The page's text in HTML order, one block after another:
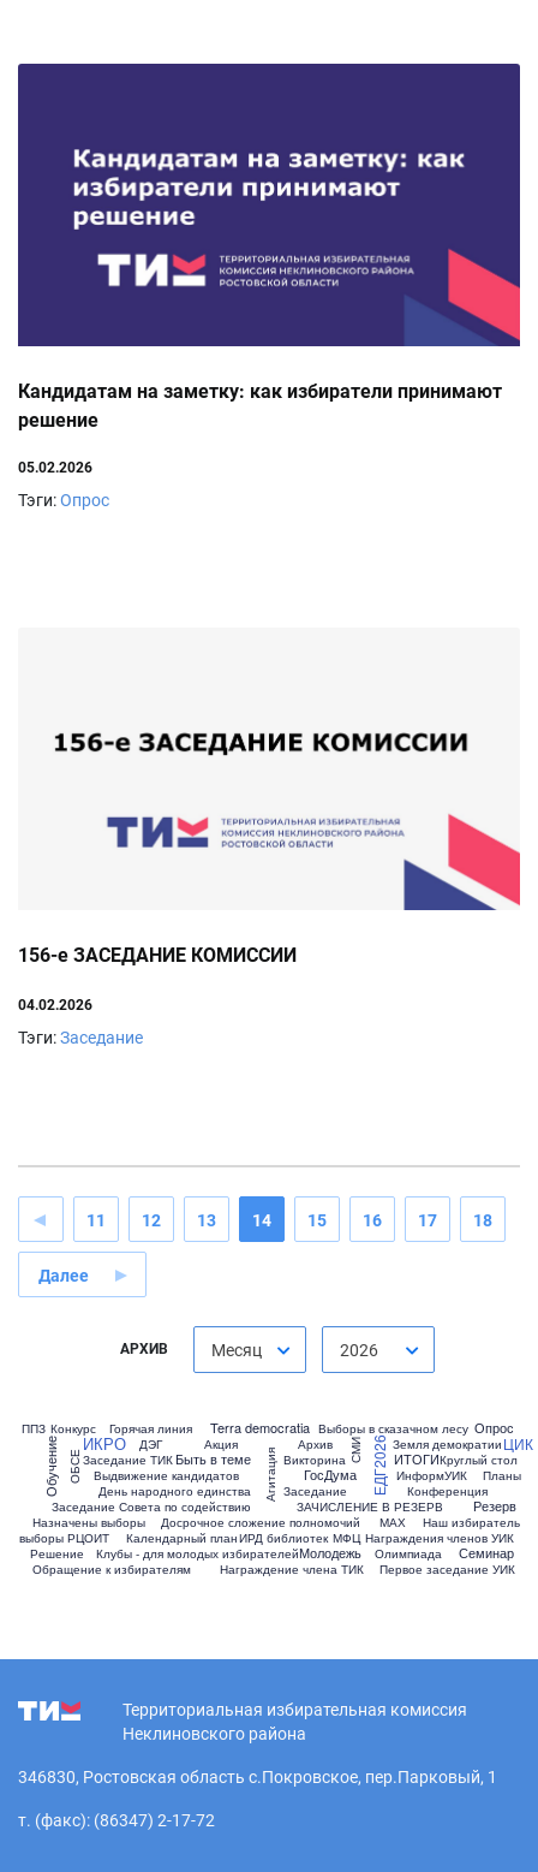
Кандидатам на заметку: как избиратели принимают
решение
05.02.2026
Тэги:Опрос
156-е ЗАСЕДАНИЕ КОМИССИИ
04.02.2026
Тэги:Заседание
11 12 13 14 15 16 17 18
Далее
АРХИВ Месяц 2026
Terra democratia
Агитация
Акция Архив
Быть в теме Викторина
Выборы в сказачном лесу
Выдвижение кандидатов
Горячая линия
ГосДума
ДЭГ
День народного единства
Досрочное сложение полномочий
ЕДГ2026
ЗАЧИСЛЕНИЕ В РЕЗЕРВ
Заседание
Заседание Совета по содействию
Заседание ТИК
Земля демократии
ИКРО
ИРД библиотек
ИТОГИ
ИнформУИК
Календарный план
Клубы - для молодых избирателей
Конкурс
Конференция
Круглый стол
МАХ
МФЦ
Молодежь
Награждение члена ТИК
Награждения членов УИК
Назначены выборы Наш избиратель
ОБСЕ
Обращение к избирателям
Обучение
Олимпиада
Опрос
ППЗ
Первое заседание УИК
Планы
РЦОИТ
Резерв
Решение
СМИ
Семинар
ЦИК
выборы
Территориальная избирательная комиссия
Неклиновского района
346830, Ростовская область с.Покровское, пер.Парковый, 1
т. (факс): (86347) 2-17-72